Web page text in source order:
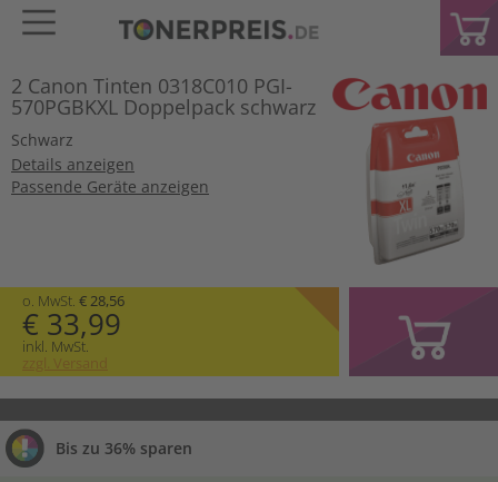
2 Canon Tinten 0318C010 PGI-
570PGBKXL Doppelpack schwarz
Schwarz
Details anzeigen
Passende Geräte anzeigen
o. MwSt. € 28,56
€ 33,99
inkl. MwSt.
zzgl. Versand
Bis zu 36% sparen